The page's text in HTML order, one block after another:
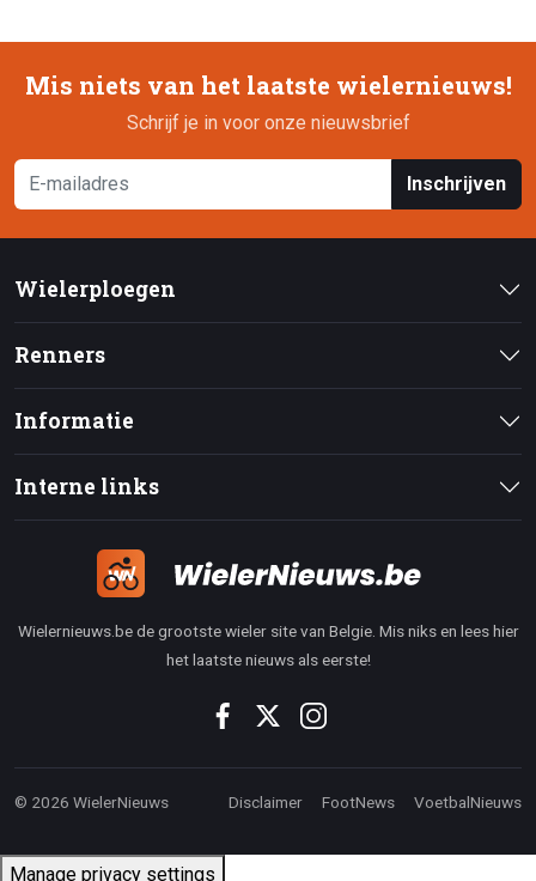
Mis niets van het laatste wielernieuws!
Schrijf je in voor onze nieuwsbrief
Inschrijven
Wielerploegen
Renners
Informatie
Interne links
Wielernieuws.be de grootste wieler site van Belgie. Mis niks en lees hier
het laatste nieuws als eerste!
© 2026 WielerNieuws Disclaimer FootNews VoetbalNieuws
Manage privacy settings